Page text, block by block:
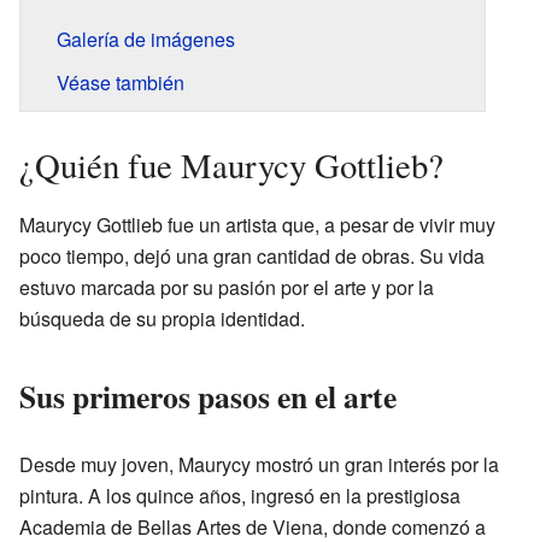
Galería de imágenes
Véase también
¿Quién fue Maurycy Gottlieb?
Maurycy Gottlieb fue un artista que, a pesar de vivir muy
poco tiempo, dejó una gran cantidad de obras. Su vida
estuvo marcada por su pasión por el arte y por la
búsqueda de su propia identidad.
Sus primeros pasos en el arte
Desde muy joven, Maurycy mostró un gran interés por la
pintura. A los quince años, ingresó en la prestigiosa
Academia de Bellas Artes de Viena, donde comenzó a